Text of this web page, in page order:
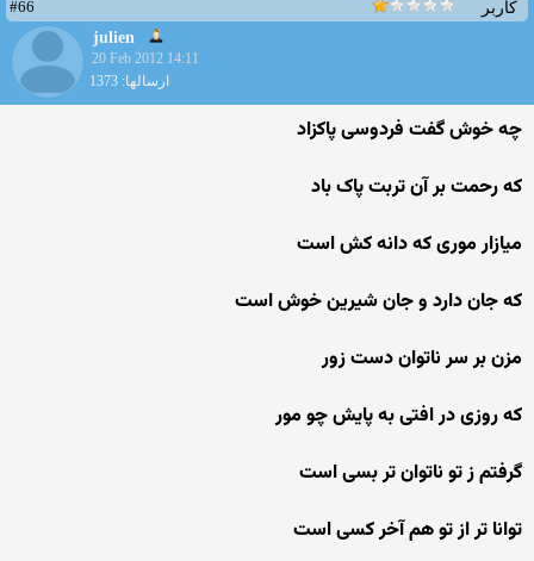
کاربر
#66
julien
20 Feb 2012 14:11
ارسالها: 1373
چه خوش گفت فردوسی پاکزاد
که رحمت بر آن تربت پاک باد
میازار موری که دانه کش است
که جان دارد و جان شیرین خوش است
مزن بر سر ناتوان دست زور
که روزی در افتی به پایش چو مور
گرفتم ز تو ناتوان تر بسی است
توانا تر از تو هم آخر کسی است